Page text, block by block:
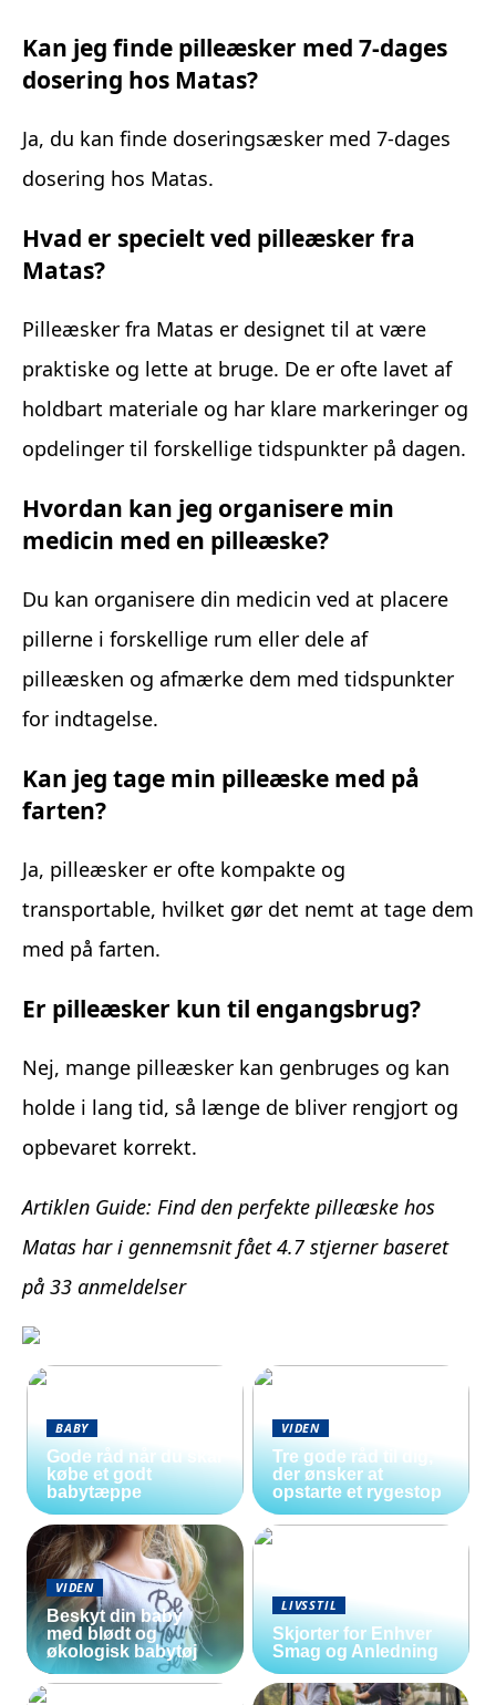
Kan jeg finde pilleæsker med 7-dages
dosering hos Matas?
Ja, du kan finde doseringsæsker med 7-dages
dosering hos Matas.
Hvad er specielt ved pilleæsker fra
Matas?
Pilleæsker fra Matas er designet til at være
praktiske og lette at bruge. De er ofte lavet af
holdbart materiale og har klare markeringer og
opdelinger til forskellige tidspunkter på dagen.
Hvordan kan jeg organisere min
medicin med en pilleæske?
Du kan organisere din medicin ved at placere
pillerne i forskellige rum eller dele af
pilleæsken og afmærke dem med tidspunkter
for indtagelse.
Kan jeg tage min pilleæske med på
farten?
Ja, pilleæsker er ofte kompakte og
transportable, hvilket gør det nemt at tage dem
med på farten.
Er pilleæsker kun til engangsbrug?
Nej, mange pilleæsker kan genbruges og kan
holde i lang tid, så længe de bliver rengjort og
opbevaret korrekt.
Artiklen Guide: Find den perfekte pilleæske hos
Matas har i gennemsnit fået4.7 stjerner baseret
på 33 anmeldelser
BABY
Gode råd når du skal
købe et godt
babytæppe
VIDEN
Tre gode råd til dig,
der ønsker at
opstarte et rygestop
VIDEN
Beskyt din baby
med blødt og
økologisk babytøj
LIVSSTIL
Skjorter for Enhver
Smag og Anledning